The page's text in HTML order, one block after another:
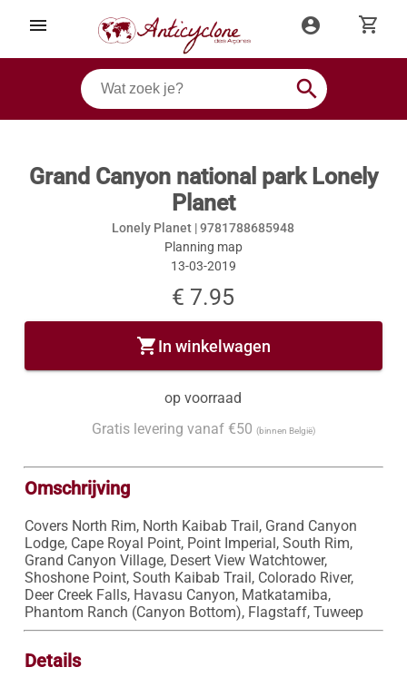
menu account_circle shopping_cart
search
Grand Canyon national park Lonely
Planet
Lonely Planet |9781788685948
Planning map
13-03-2019
€ 7.95
shopping_cartIn winkelwagen
op voorraad
Gratis levering vanaf €50 (binnen België)
Omschrijving
Covers North Rim, North Kaibab Trail, Grand Canyon
Lodge, Cape Royal Point, Point Imperial, South Rim,
Grand Canyon Village, Desert View Watchtower,
Shoshone Point, South Kaibab Trail, Colorado River,
Deer Creek Falls, Havasu Canyon, Matkatamiba,
Phantom Ranch (Canyon Bottom), Flagstaff, Tuweep
Details